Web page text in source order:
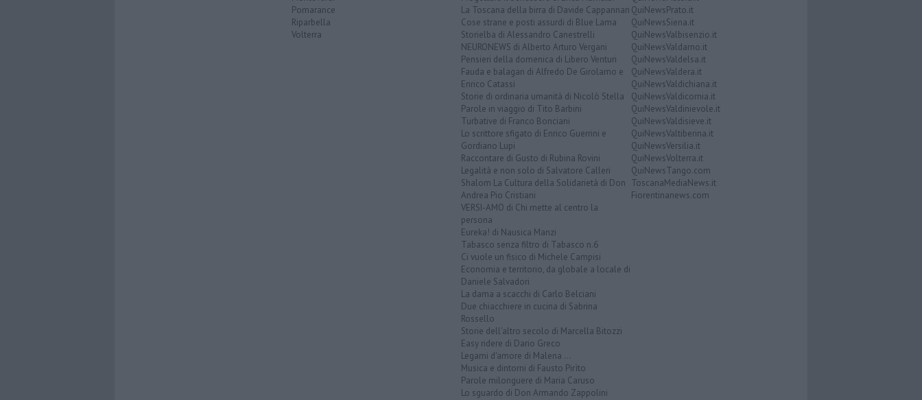
Pomarance
Riparbella
Volterra
La Toscana della birra di Davide Cappannari
Cose strane e posti assurdi di Blue Lama
Storielba di Alessandro Canestrelli
NEURONEWS di Alberto Arturo Vergani
Pensieri della domenica di Libero Venturi
Fauda e balagan di Alfredo De Girolamo e
Enrico Catassi
Storie di ordinaria umanità di Nicolò Stella
Parole in viaggio di Tito Barbini
Turbative di Franco Bonciani
Lo scrittore sfigato di Enrico Guerrini e
Gordiano Lupi
Raccontare di Gusto di Rubina Rovini
Legalità e non solo di Salvatore Calleri
Shalom La Cultura della Solidarietà di Don
Andrea Pio Cristiani
VERSI-AMO di Chi mette al centro la
persona
Eureka! di Nausica Manzi
Tabasco senza filtro di Tabasco n.6
Ci vuole un fisico di Michele Campisi
Economia e territorio, da globale a locale di
Daniele Salvadori
La dama a scacchi di Carlo Belciani
Due chiacchiere in cucina di Sabrina
Rossello
Storie dell'altro secolo di Marcella Bitozzi
Easy ridere di Dario Greco
Legami d'amore di Malena ...
Musica e dintorni di Fausto Pirìto
Parole milonguere di Maria Caruso
Lo sguardo di Don Armando Zappolini
QuiNewsPrato.it
QuiNewsSiena.it
QuiNewsValbisenzio.it
QuiNewsValdarno.it
QuiNewsValdelsa.it
QuiNewsValdera.it
QuiNewsValdichiana.it
QuiNewsValdicornia.it
QuiNewsValdinievole.it
QuiNewsValdisieve.it
QuiNewsValtiberina.it
QuiNewsVersilia.it
QuiNewsVolterra.it
QuiNewsTango.com
ToscanaMediaNews.it
Fiorentinanews.com